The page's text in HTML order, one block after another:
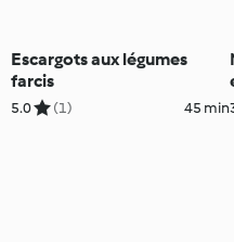
Escargots aux légumes
farcis
5.0 (1) 45 min